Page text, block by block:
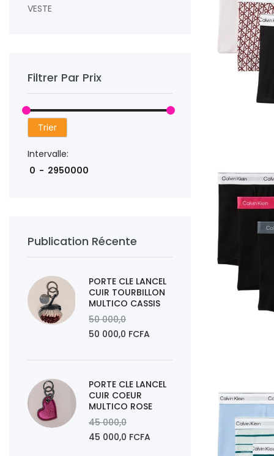
VESTE
Filtrer Par Prix
Trier
Intervalle:
Publication Récente
PORTE CLE LANCEL
CUIR TOURBILLON
MULTICO CASSIS
50 000,0
50 000,0 FCFA
PORTE CLE LANCEL
CUIR COEUR
MULTICO ROSE
45 000,0
45 000,0 FCFA